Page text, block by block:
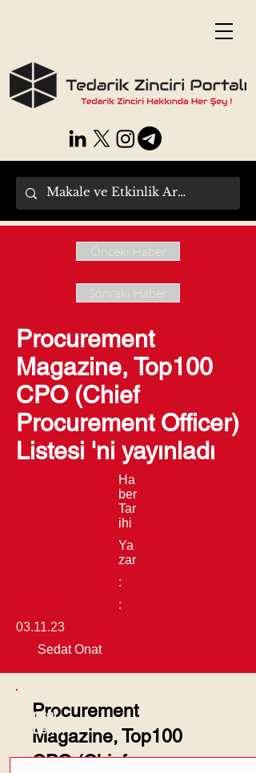
Önceki Haber
Sonraki Haber
Procurement
Magazine, Top100
CPO (Chief
Procurement Officer)
Listesi 'ni yayınladı
Ha
ber
Tar
ihi
Ya
zar
:
:
03.11.23
Sedat Onat
Procurement
Magazine, Top100
CPO (Chief
Güncel
Haberler